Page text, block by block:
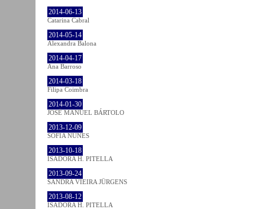
2014-06-13
Catarina Cabral
2014-05-14
Alexandra Balona
2014-04-17
Ana Barroso
2014-03-18
Filipa Coimbra
2014-01-30
JOSÉ MANUEL BÁRTOLO
2013-12-09
SOFIA NUNES
2013-10-18
ISADORA H. PITELLA
2013-09-24
SANDRA VIEIRA JÜRGENS
2013-08-12
ISADORA H. PITELLA